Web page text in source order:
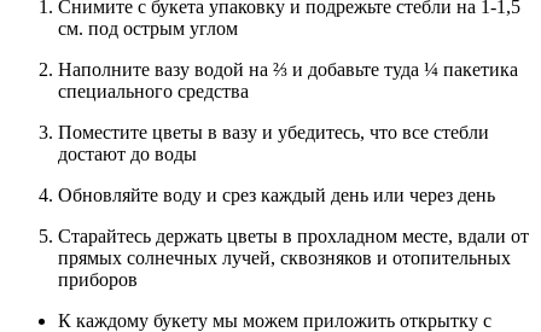
Снимите с букета упаковку и подрежьте стебли на 1-1,5
см. под острым углом
Наполните вазу водой на ⅔ и добавьте туда ¼ пакетика
специального средства
Поместите цветы в вазу и убедитесь, что все стебли
достают до воды
Обновляйте воду и срез каждый день или через день
Старайтесь держать цветы в прохладном месте, вдали от
прямых солнечных лучей, сквозняков и отопительных
приборов
К каждому букету мы можем приложить открытку с